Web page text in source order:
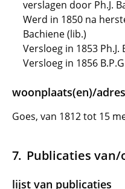
verslagen door Ph.J.
Werd in 1850 na
Bachiene (lib.)
Versloeg in 1853 Ph.J.
Versloeg in 1856
woonplaats(en)/
Goes, van 1812 tot 15
Publicaties van/
lijst van publicaties